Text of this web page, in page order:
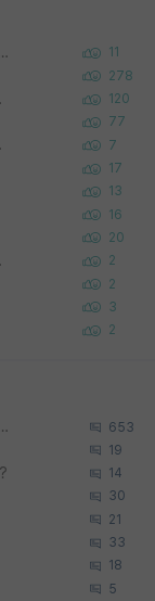
Korea University 수학, 컴퓨터과학 이학사, UC Berkeley 산업공학 대학원 공학박사가 되는 것은 쉽지 않겠죠? 11
278
깝네요. 120
77
까요? 7
17
13
16
20
할까요? 2
2
3
2
[무료] 2026 미국 대학원 유학 스타터팩 - 가이드북 & 합격자 컨택메일 템플릿 653
19
14
30
21
33
18
5